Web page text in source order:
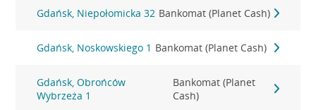
Gdańsk, Niepołomicka 32 Bankomat (Planet Cash)
Gdańsk, Noskowskiego 1 Bankomat (Planet Cash)
Gdańsk, Obrońców
Wybrzeża 1
Bankomat (Planet
Cash)